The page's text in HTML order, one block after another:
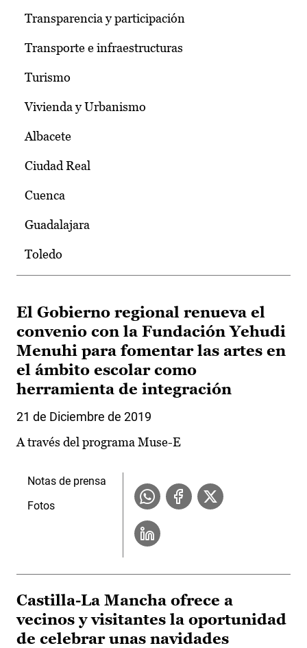
Transparencia y participación
Transporte e infraestructuras
Turismo
Vivienda y Urbanismo
Albacete
Ciudad Real
Cuenca
Guadalajara
Toledo
El Gobierno regional renueva el
convenio con la Fundación Yehudi
Menuhi para fomentar las artes en
el ámbito escolar como
herramienta de integración
21 de Diciembre de 2019
A través del programa Muse-E
Notas de prensa
Fotos
Castilla-La Mancha ofrece a
vecinos y visitantes la oportunidad
de celebrar unas navidades